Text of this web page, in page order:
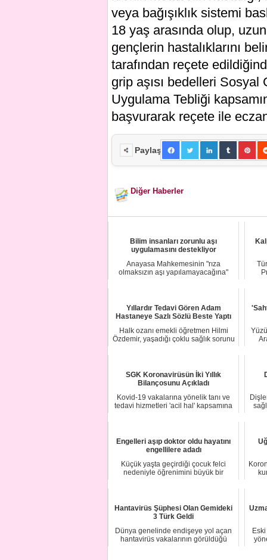
veya bağışıklık sistemi
18 yaş arasında olup,
gençlerin hastalıklarını
tarafından reçete
grip aşısı bedelleri Sosyal
Uygulama Tebliği
başvurarak reçete ile
Paylaş
Diğer Haberler
Bilim insanları zorunlu aşı
uygulamasını destekliyor
Anayasa Mahkemesinin "rıza
olmaksızın aşı yapılamayacağına"
Yıllardır Tedavi Gören Adam
Hastaneye Sazlı Sözlü Beste Yaptı
Halk ozanı emekli öğretmen Hilmi
Özdemir, yaşadığı çoklu sağlık sorunu
SGK Koronavirüsün İki Yıllık
Bilançosunu Açıkladı
Kovid-19 vakalarına yönelik tanı ve
tedavi hizmetleri 'acil hal' kapsamına
Engelleri aşıp doktor oldu hayatını
engellilere adadı
Küçük yaşta geçirdiği çocuk felci
nedeniyle öğrenimini büyük bir
Hantavirüs Şüphesi Olan Gemideki
3 Türk Geldi
Dünya genelinde endişeye yol açan
hantavirüs vakalarının görüldüğü